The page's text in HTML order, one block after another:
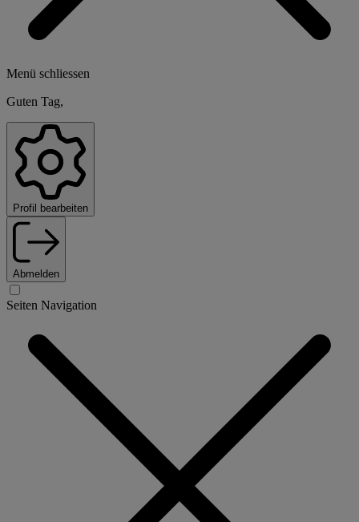
Menü schliessen
Guten Tag,
Profil bearbeiten
Abmelden
Seiten Navigation